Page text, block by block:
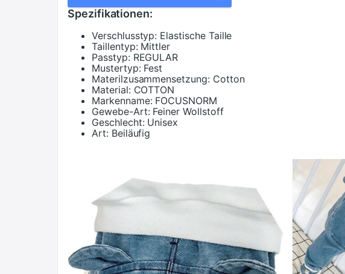
Spezifikationen:
Verschlusstyp: Elastische Taille
Taillentyp: Mittler
Passtyp: REGULAR
Mustertyp: Fest
Materilzusammensetzung: Cotton
Material: COTTON
Markenname: FOCUSNORM
Gewebe-Art: Feiner Wollstoff
Geschlecht: Unisex
Art: Beiläufig